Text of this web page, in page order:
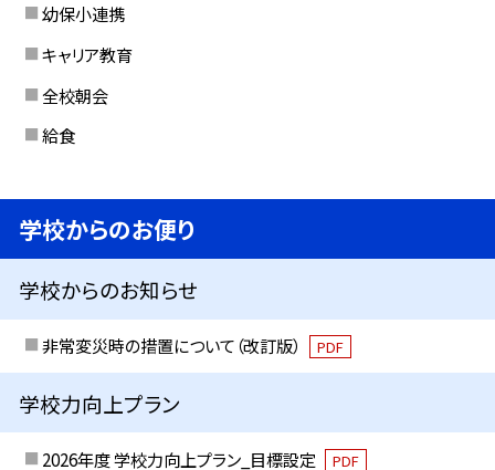
幼保小連携
キャリア教育
全校朝会
給食
学校からのお便り
学校からのお知らせ
非常変災時の措置について（改訂版） PDF
学校力向上プラン
2026年度 学校力向上プラン_目標設定 PDF